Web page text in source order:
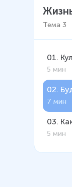
Тема 3
01.
5 мин
02.
7 мин
03.
5 мин